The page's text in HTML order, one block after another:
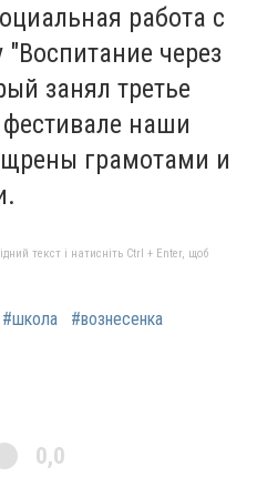
работа с
через
занял третье
наши
грамотами и
текст і натисніть Ctrl + Enter, щоб
#школа #вознесенка
0,0